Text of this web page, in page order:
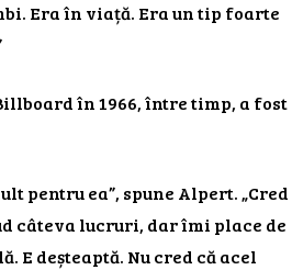
Era în viață. Era un tip foarte
în 1966, între timp, a fost
pentru ea”, spune Alpert. „Cred
câteva lucruri, dar îmi place de
E deșteaptă. Nu cred că acel